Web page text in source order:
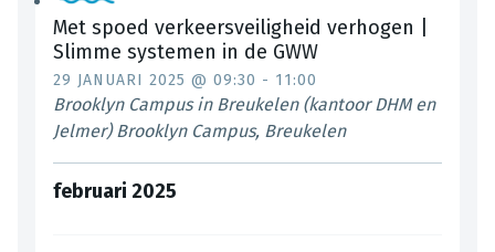
Met spoed verkeersveiligheid verhogen |
Slimme systemen in de GWW
29 JANUARI 2025 @ 09:30 - 11:00
Brooklyn Campus in Breukelen (kantoor DHM en
Jelmer)Brooklyn Campus, Breukelen
februari 2025